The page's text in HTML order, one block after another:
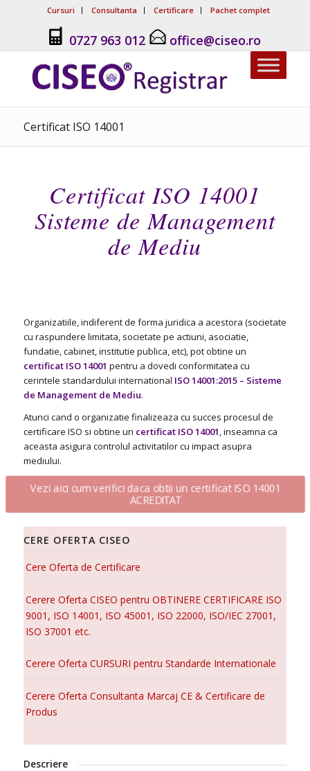
Cursuri Consultanta Certificare Pachet complet
0727 963 012 office@ciseo.ro
Certificat ISO 14001
Certificat ISO 14001
Sisteme de Management
de Mediu
Organizatiile, indiferent de forma juridica a acestora (societate
cu raspundere limitata, societate pe actiuni, asociatie,
fundatie, cabinet, institutie publica, etc), pot obtine un
certificat ISO 14001 pentru a dovedi conformitatea cu
cerintele standardului international ISO 14001:2015 – Sisteme
de Management de Mediu.
Atunci cand o organizatie finalizeaza cu succes procesul de
certificare ISO si obtine un certificat ISO 14001, inseamna ca
aceasta asigura controlul activitatilor cu impact asupra
mediului.
Vezi aici cum verifici daca obtii un certificat ISO 14001
ACREDITAT
CERE OFERTA CISEO
Cere Oferta de Certificare
Cerere Oferta CISEO pentru OBTINERE CERTIFICARE ISO
9001, ISO 14001, ISO 45001, ISO 22000, ISO/IEC 27001,
ISO 37001 etc.
Cerere Oferta CURSURI pentru Standarde Internationale
Cerere Oferta Consultanta Marcaj CE & Certificare de
Produs
Descriere